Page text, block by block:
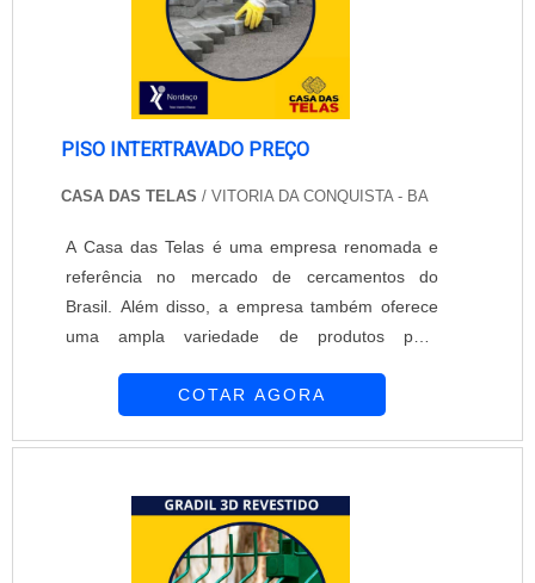
PISO INTERTRAVADO PREÇO
CASA DAS TELAS / VITORIA DA CONQUISTA - BA
A Casa das Telas é uma empresa renomada e
referência no mercado de cercamentos do
Brasil. Além disso, a empresa também oferece
uma ampla variedade de produtos para
piso intertravado é uma opção muito utilizada em
residenciais quanto comerciais. Ele é composto
encaixam entre si, formando um conjunto
resistente e durável.Uma das principais
vantagens do piso intertravado é a sua facilidade
COTAR AGORA